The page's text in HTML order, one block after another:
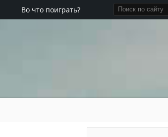
Во что поиграть?